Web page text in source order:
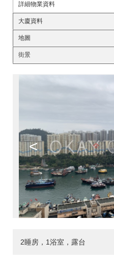
詳細物業資料
大廈資料
地圖
街景
<
2睡房，1浴室，露台